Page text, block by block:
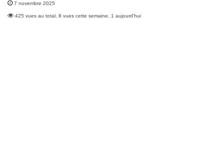
7 novembre 2025
425 vues au total, 8 vues cette semaine, 1 aujourd'hui